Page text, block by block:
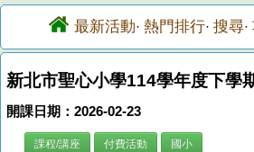
最新活動· 熱門排行· 搜尋·
新北市聖心小學114學年度下學
開課日期：2026-02-23
課程/講座 付費活動 國小